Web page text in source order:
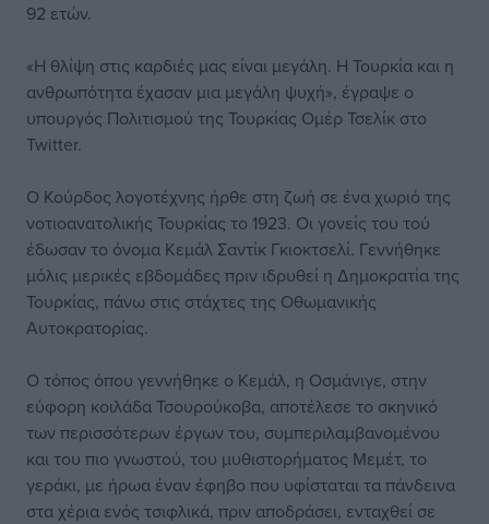
92 ετών.
«Η θλίψη στις καρδιές μας είναι μεγάλη. Η Τουρκία και η
ανθρωπότητα έχασαν μια μεγάλη ψυχή», έγραψε ο
υπουργός Πολιτισμού της Τουρκίας Ομέρ Τσελίκ στο
Twitter.
Ο Κούρδος λογοτέχνης ήρθε στη ζωή σε ένα χωριό της
νοτιοανατολικής Τουρκίας το 1923. Οι γονείς του τού
έδωσαν το όνομα Κεμάλ Σαντίκ Γκιοκτσελί. Γεννήθηκε
μόλις μερικές εβδομάδες πριν ιδρυθεί η Δημοκρατία της
Τουρκίας, πάνω στις στάχτες της Οθωμανικής
Αυτοκρατορίας.
Ο τόπος όπου γεννήθηκε ο Κεμάλ, η Οσμάνιγε, στην
εύφορη κοιλάδα Τσουρούκοβα, αποτέλεσε το σκηνικό
των περισσότερων έργων του, συμπεριλαμβανομένου
και του πιο γνωστού, του μυθιστορήματος Μεμέτ, το
γεράκι, με ήρωα έναν έφηβο που υφίσταται τα πάνδεινα
στα χέρια ενός τσιφλικά, πριν αποδράσει, ενταχθεί σε